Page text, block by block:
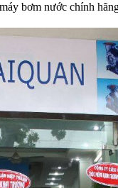
bơm nước chính